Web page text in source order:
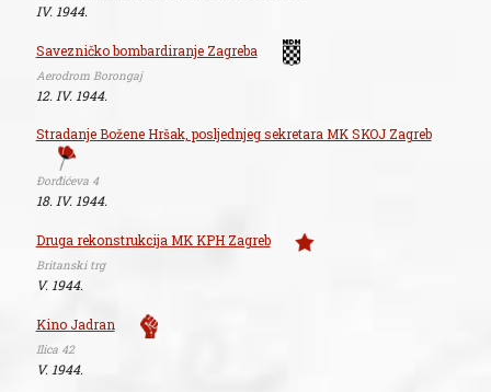
IV. 1944.
Savezničko bombardiranje Zagreba
Aerodrom Borongaj
12. IV. 1944.
Stradanje Božene Hršak, posljednjeg sekretara MK SKOJ Zagreb
Đorđićeva 4
18. IV. 1944.
Druga rekonstrukcija MK KPH Zagreb
Britanski trg
V. 1944.
Kino Jadran
Ilica 42
V. 1944.